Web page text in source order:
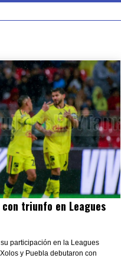
triunfo en Leagues
participación en la Leagues
y Puebla debutaron con